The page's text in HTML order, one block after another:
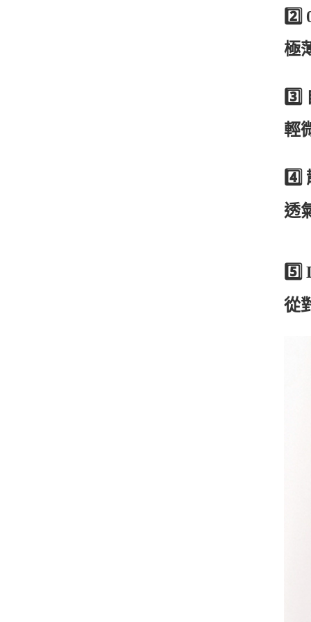
2️⃣
極
3️⃣
輕
4️⃣
透
5️⃣
從